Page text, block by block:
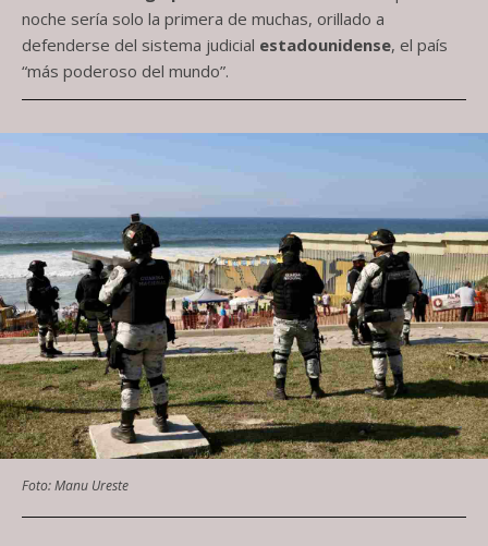
noche sería solo la primera de muchas, orillado a
defenderse del sistema judicial estadounidense, el país
“más poderoso del mundo”.
Foto: Manu Ureste